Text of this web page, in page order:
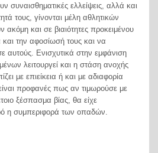
συναισθηματικές ελλείψεις, αλλά και
τους, γίνονται μέλη αθλητικών
και σε βιαιότητες προκειμένου
την αφοσίωσή τους και να
αυτούς. Ενισχυτικά στην εμφάνιση
λειτουργεί και η στάση ανοχής
με επιείκεια ή και με αδιαφορία
προφανές πως αν τιμωρούσε με
ξέσπασμα βίας, θα είχε
η συμπεριφορά των οπαδών.